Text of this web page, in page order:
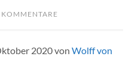
2020 von Wolff von